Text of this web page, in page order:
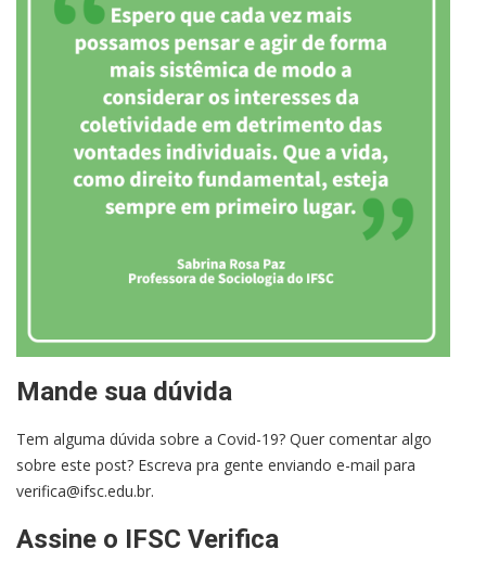
Mande sua dúvida
Tem alguma dúvida sobre a Covid-19? Quer comentar algo
sobre este post? Escreva pra gente enviando e-mail para
verifica@ifsc.edu.br.
Assine o IFSC Verifica